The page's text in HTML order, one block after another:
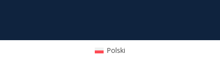
Polski